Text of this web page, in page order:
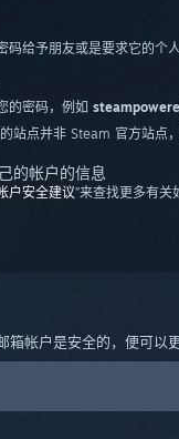
给予朋友或是要求它的个
的密码，例如
站点并非 Steam 官方站点
的帐户的信息
户安全建议”来查找更多有
帐户是安全的，便可以